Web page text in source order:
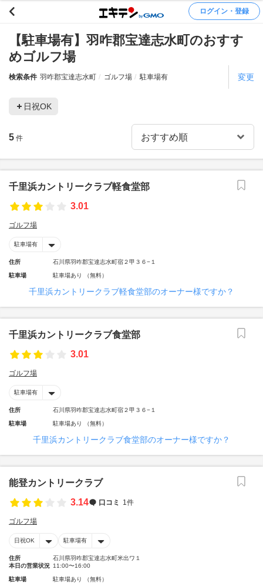
ログイン・登録
【駐車場有】羽咋郡宝達志水町のおすす
めゴルフ場
検索条件 羽咋郡宝達志水町 ゴルフ場 駐車場有 変更
日祝OK
5 件
千里浜カントリークラブ軽食堂部
3.01
ゴルフ場
駐車場有
住所 石川県羽咋郡宝達志水町宿２甲３６−１
駐車場 駐車場あり （無料）
千里浜カントリークラブ軽食堂部のオーナー様ですか？
千里浜カントリークラブ食堂部
3.01
ゴルフ場
駐車場有
住所 石川県羽咋郡宝達志水町宿２甲３６−１
駐車場 駐車場あり （無料）
千里浜カントリークラブ食堂部のオーナー様ですか？
能登カントリークラブ
3.14
口コミ 1件
ゴルフ場
日祝OK 駐車場有
住所
石川県羽咋郡宝達志水町米出ワ１
本日の営業状況 11:00〜16:00
駐車場 駐車場あり （無料）